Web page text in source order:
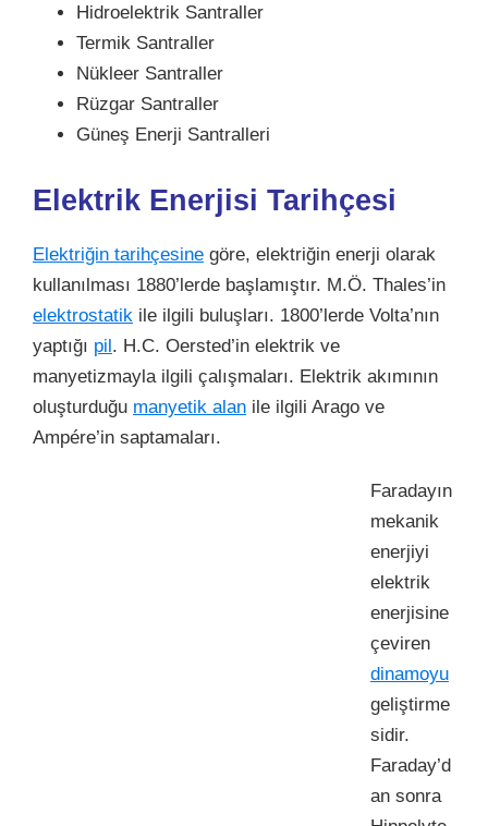
Hidroelektrik Santraller
Termik Santraller
Nükleer Santraller
Rüzgar Santraller
Güneş Enerji Santralleri
Elektrik Enerjisi Tarihçesi
Elektriğin tarihçesine göre, elektriğin enerji olarak
kullanılması 1880’lerde başlamıştır. M.Ö. Thales’in
elektrostatik ile ilgili buluşları. 1800’lerde Volta’nın
yaptığı pil. H.C. Oersted’in elektrik ve
manyetizmayla ilgili çalışmaları. Elektrik akımının
oluşturduğu manyetik alan ile ilgili Arago ve
Ampére’in saptamaları.
Faradayın
mekanik
enerjiyi
elektrik
enerjisine
çeviren
dinamoyu
geliştirme
sidir.
Faraday’d
an sonra